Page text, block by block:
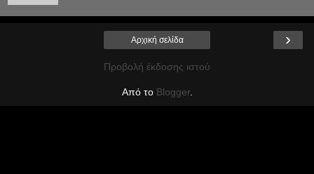
›
Αρχική σελίδα
Προβολή έκδοσης ιστού
Από το Blogger.